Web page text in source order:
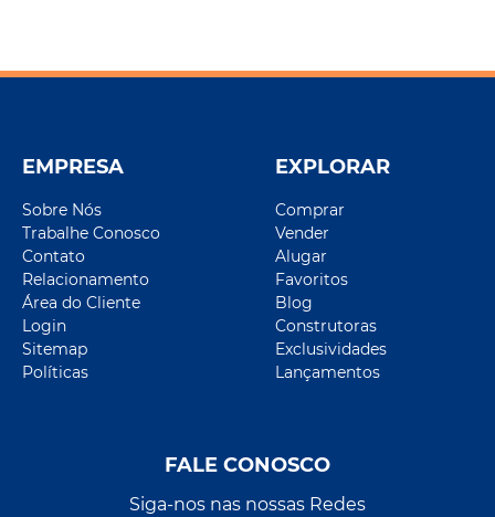
EMPRESA
Sobre Nós
Trabalhe Conosco
Contato
Relacionamento
Área do Cliente
Login
Sitemap
Políticas
EXPLORAR
Comprar
Vender
Alugar
Favoritos
Blog
Construtoras
Exclusividades
Lançamentos
FALE CONOSCO
Siga-nos nas nossas Redes